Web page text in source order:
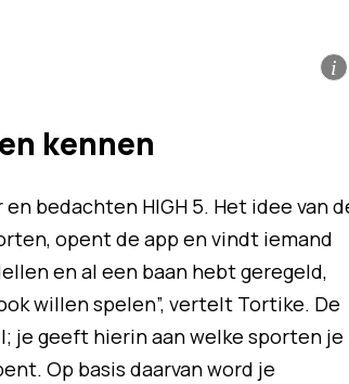
i
kennen
bedachten HIGH 5. Het idee van
opent de app en vindt iemand
en al een baan hebt geregeld,
willen spelen”, vertelt Tortike. De
je geeft hierin aan welke sporten je
Op basis daarvan word je